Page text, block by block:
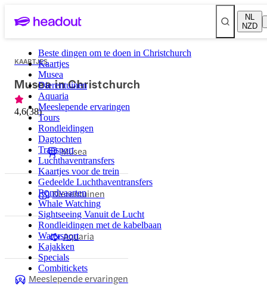
NL
NZD
Beste dingen om te doen in Christchurch
Kaartjes
Musea
Dierentuinen
Aquaria
Meeslepende ervaringen
Tours
Rondleidingen
Dagtochten
Transport
Luchthaventransfers
Kaartjes voor de trein
Gedeelde Luchthaventransfers
Rondvaarten
Whale Watching
Sightseeing Vanuit de Lucht
Rondleidingen met de kabelbaan
Watersport
Kajakken
Specials
Combitickets
KAARTJES
Musea in Christchurch
4,6(38)
Musea
Dierentuinen
Aquaria
Meeslepende ervaringen